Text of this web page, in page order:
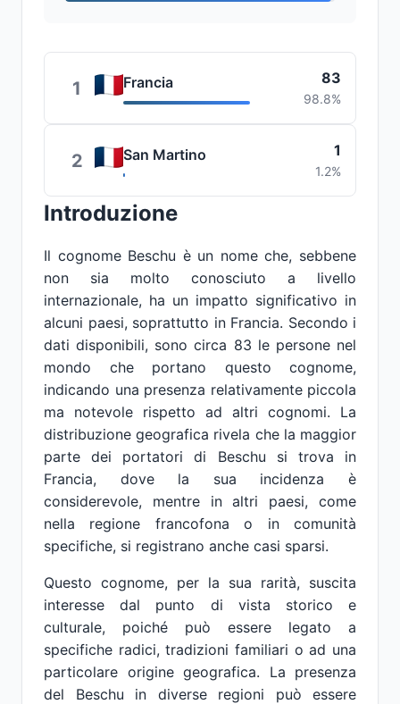
1 Francia 83
98.8%
2 San Martino 1
1.2%
Introduzione
Il cognome Beschu è un nome che, sebbene
non sia molto conosciuto a livello
internazionale, ha un impatto significativo in
alcuni paesi, soprattutto in Francia. Secondo i
dati disponibili, sono circa 83 le persone nel
mondo che portano questo cognome,
indicando una presenza relativamente piccola
ma notevole rispetto ad altri cognomi. La
distribuzione geografica rivela che la maggior
parte dei portatori di Beschu si trova in
Francia, dove la sua incidenza è
considerevole, mentre in altri paesi, come
nella regione francofona o in comunità
specifiche, si registrano anche casi sparsi.
Questo cognome, per la sua rarità, suscita
interesse dal punto di vista storico e
culturale, poiché può essere legato a
specifiche radici, tradizioni familiari o ad una
particolare origine geografica. La presenza
del Beschu in diverse regioni può essere